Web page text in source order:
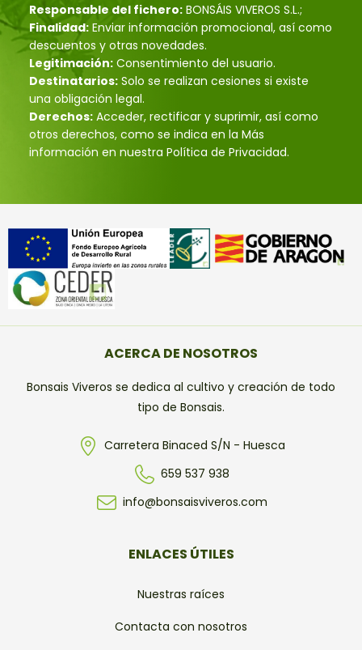
Responsable del fichero: BONSÁIS VIVEROS S.L.;
Finalidad: Enviar información promocional, así como
descuentos y otras novedades.
Legitimación: Consentimiento del usuario.
Destinatarios: Solo se realizan cesiones si existe
una obligación legal.
Derechos: Acceder, rectificar y suprimir, así como
otros derechos, como se indica en la Más
información en nuestra Política de Privacidad.
ACERCA DE NOSOTROS
Bonsais Viveros se dedica al cultivo y creación de todo
tipo de Bonsais.
Carretera Binaced S/N - Huesca
659 537 938
info@bonsaisviveros.com
ENLACES ÚTILES
Nuestras raíces
Contacta con nosotros